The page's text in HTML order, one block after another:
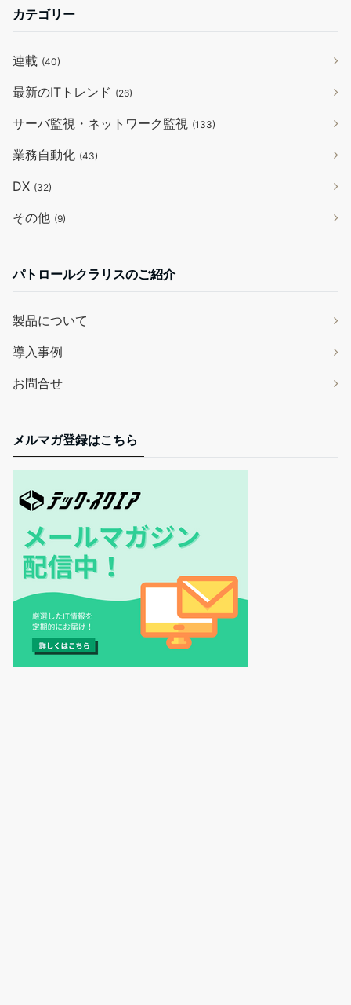
カテゴリー
連載 (40)
最新のITトレンド (26)
サーバ監視・ネットワーク監視 (133)
業務自動化 (43)
DX (32)
その他 (9)
パトロールクラリスのご紹介
製品について
導入事例
お問合せ
メルマガ登録はこちら